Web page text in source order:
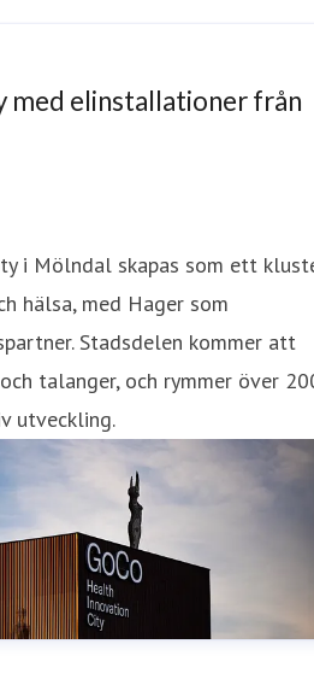
med elinstallationer från
i Mölndal skapas som ett
hälsa, med Hager som
Stadsdelen kommer att
talanger, och rymmer över
utveckling.